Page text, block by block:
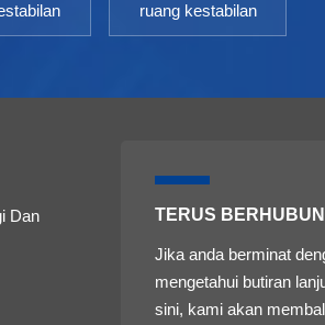
ruang kestabilan
Dan
TERUS
Jika anda berminat
mengetahui butiran
sini, kami akan